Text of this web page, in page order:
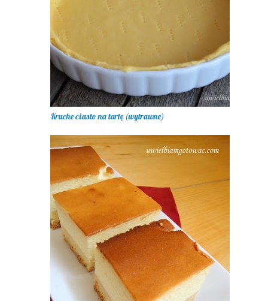
Kruche ciasto na tartę (wytrawne)